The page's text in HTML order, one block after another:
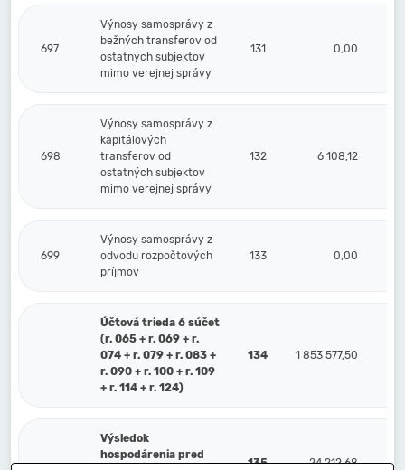
697
Výnosy samosprávy z
bežných transferov od
ostatných subjektov
mimo verejnej správy
131 0,00
698
Výnosy samosprávy z
kapitálových
transferov od
ostatných subjektov
mimo verejnej správy
132 6 108,12
699
Výnosy samosprávy z
odvodu rozpočtových
príjmov
133 0,00
Účtová trieda 6 súčet
(r. 065 + r. 069 + r.
074 + r. 079 + r. 083 +
r. 090 + r. 100 + r. 109
+ r. 114 + r. 124)
134 1 853 577,50
Výsledok
hospodárenia pred
135 24 212,68